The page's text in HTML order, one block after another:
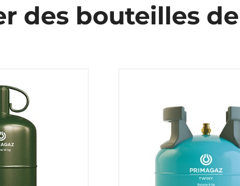
des bouteilles